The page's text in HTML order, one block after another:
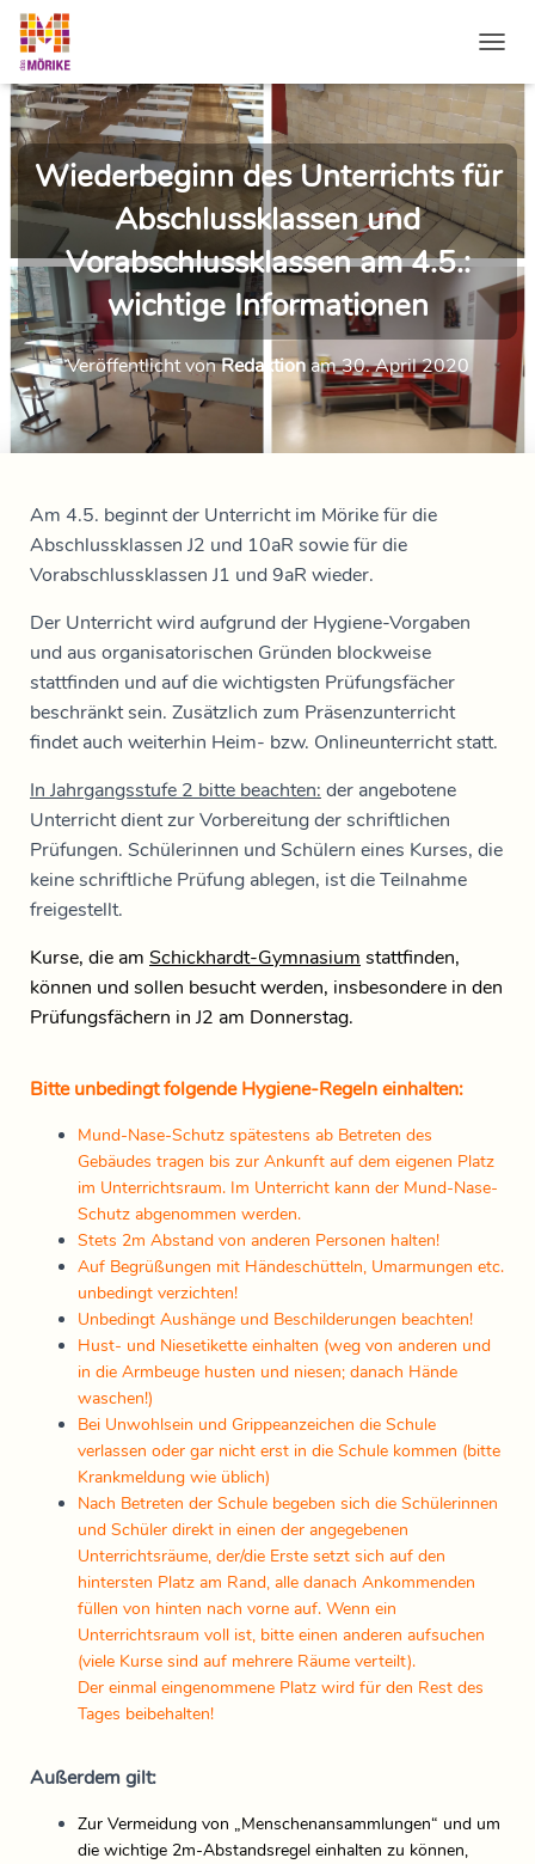
Wiederbeginn des Unterrichts für
Abschlussklassen und
Vorabschlussklassen am 4.5.:
wichtige Informationen
Veröffentlicht vonRedaktionam30. April 2020
Am 4.5. beginnt der Unterricht im Mörike für die
Abschlussklassen J2 und 10aR sowie für die
Vorabschlussklassen J1 und 9aR wieder.
Der Unterricht wird aufgrund der Hygiene-Vorgaben
und aus organisatorischen Gründen blockweise
stattfinden und auf die wichtigsten Prüfungsfächer
beschränkt sein. Zusätzlich zum Präsenzunterricht
findet auch weiterhin Heim- bzw. Onlineunterricht statt.
In Jahrgangsstufe 2 bitte beachten: der angebotene
Unterricht dient zur Vorbereitung der schriftlichen
Prüfungen. Schülerinnen und Schülern eines Kurses, die
keine schriftliche Prüfung ablegen, ist die Teilnahme
freigestellt.
Kurse, die am Schickhardt-Gymnasium stattfinden,
können und sollen besucht werden, insbesondere in den
Prüfungsfächern in J2 am Donnerstag.
Bitte unbedingt folgende Hygiene-Regeln einhalten:
Mund-Nase-Schutz spätestens ab Betreten des
Gebäudes tragen bis zur Ankunft auf dem eigenen Platz
im Unterrichtsraum. Im Unterricht kann der Mund-Nase-
Schutz abgenommen werden.
Stets 2m Abstand von anderen Personen halten!
Auf Begrüßungen mit Händeschütteln, Umarmungen etc.
unbedingt verzichten!
Unbedingt Aushänge und Beschilderungen beachten!
Hust- und Niesetikette einhalten (weg von anderen und
in die Armbeuge husten und niesen; danach Hände
waschen!)
Bei Unwohlsein und Grippeanzeichen die Schule
verlassen oder gar nicht erst in die Schule kommen (bitte
Krankmeldung wie üblich)
Nach Betreten der Schule begeben sich die Schülerinnen
und Schüler direkt in einen der angegebenen
Unterrichtsräume, der/die Erste setzt sich auf den
hintersten Platz am Rand, alle danach Ankommenden
füllen von hinten nach vorne auf. Wenn ein
Unterrichtsraum voll ist, bitte einen anderen aufsuchen
(viele Kurse sind auf mehrere Räume verteilt).
Der einmal eingenommene Platz wird für den Rest des
Tages beibehalten!
Außerdem gilt:
Zur Vermeidung von „Menschenansammlungen“ und um
die wichtige 2m-Abstandsregel einhalten zu können,